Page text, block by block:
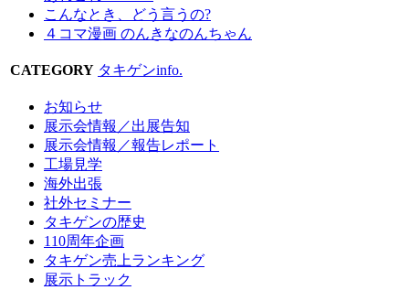
こんなとき、どう言うの?
４コマ漫画 のんきなのんちゃん
CATEGORY タキゲンinfo.
お知らせ
展示会情報／出展告知
展示会情報／報告レポート
工場見学
海外出張
社外セミナー
タキゲンの歴史
110周年企画
タキゲン売上ランキング
展示トラック